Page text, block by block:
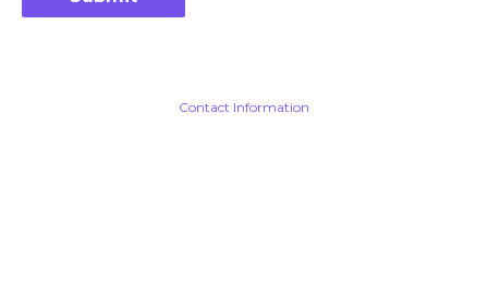
Contact Information